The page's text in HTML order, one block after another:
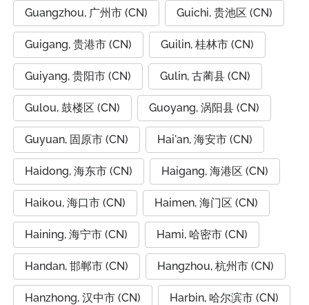
Guangzhou, 广州市 (CN) Guichi, 贵池区 (CN)
Guigang, 贵港市 (CN) Guilin, 桂林市 (CN)
Guiyang, 贵阳市 (CN) Gulin, 古蔺县 (CN)
Gulou, 鼓楼区 (CN) Guoyang, 涡阳县 (CN)
Guyuan, 固原市 (CN) Hai'an, 海安市 (CN)
Haidong, 海东市 (CN) Haigang, 海港区 (CN)
Haikou, 海口市 (CN) Haimen, 海门区 (CN)
Haining, 海宁市 (CN) Hami, 哈密市 (CN)
Handan, 邯郸市 (CN) Hangzhou, 杭州市 (CN)
Hanzhong, 汉中市 (CN) Harbin, 哈尔滨市 (CN)